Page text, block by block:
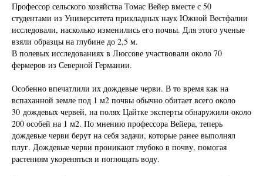
Профессор сельского хозяйства Томас Вейер вместе с 50
студентами из Университета прикладных наук Южной Вестфалии
исследовали, насколько изменились его почвы. Для этого ученые
взяли образцы на глубине до 2,5 м.
В полевых исследованиях в Люссове участвовали около 70
фермеров из Северной Германии.
Особенно впечатлили их дождевые черви. В то время как на
вспаханной земле под 1 м2 почвы обычно обитает всего около
30 дождевых червей, на полях Цайтке эксперты обнаружили около
200 особей на 1 м2. По мнению профессора Вейера, теперь
дождевые черви берут на себя задачи, которые ранее выполнял
плуг. Дождевые черви проникают глубоко в почву, помогая
растениям укореняться и поглощать воду.